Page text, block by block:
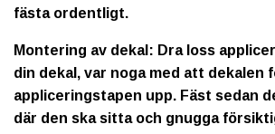
fästa ordentligt.
Montering av dekal: Dra loss
din dekal, var noga med att dekalen
appliceringstapen upp. Fäst sedan
där den ska sitta och gnugga